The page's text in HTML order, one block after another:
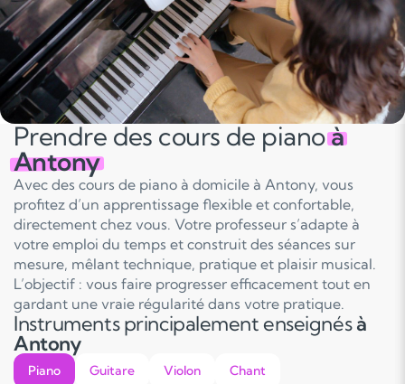
Prendre des cours de pianoà
Antony
Avec des cours de piano à domicile à Antony, vous
profitez d’un apprentissage flexible et confortable,
directement chez vous. Votre professeur s’adapte à
votre emploi du temps et construit des séances sur
mesure, mêlant technique, pratique et plaisir musical.
L’objectif : vous faire progresser efficacement tout en
gardant une vraie régularité dans votre pratique.
Instruments principalement enseignésà
Antony
Piano Guitare Violon Chant